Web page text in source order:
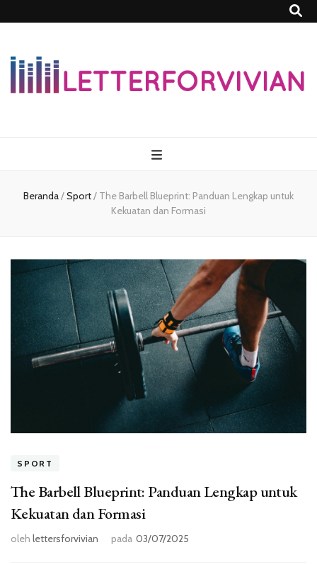
Beranda/Sport/ The Barbell Blueprint: Panduan Lengkap untuk
Kekuatan dan Formasi
SPORT
The Barbell Blueprint: Panduan Lengkap untuk
Kekuatan dan Formasi
oleh lettersforvivian pada 03/07/2025